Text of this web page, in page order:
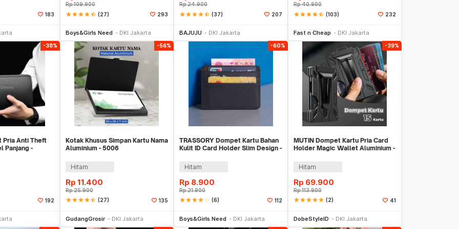
183
Rp109.900
starstarstarstarstar_half (27) 293
Boys&Girls Need DKI Jakarta
Rp24.900
starstarstarstarstar_half (37) 207
BAJUJU DKI Jakarta
Rp40.900
starstarstarstarstar_half (103) 232
Fast n Cheap DKI Jakarta
-38%
Pria Anti Theft
Panjang -
192
-56%
Kotak Khusus Simpan Kartu Nama
Aluminium - 5006
Hitam
Rp 11.400
Rp25.900
starstarstarstarstar_half (27) 135
GudangGrosir DKI Jakarta
-60%
TRASSORY Dompet Kartu Bahan
Kulit ID Card Holder Slim Design -
Hitam
Rp 8.900
Rp21.900
starstarstarstarstar_border (6) 112
Boys&Girls Need DKI Jakarta
-39%
MUTIN Dompet Kartu Pria Card
Holder Magic Wallet Aluminium -
Hitam
Rp 69.900
Rp113.900
starstarstarstarstar (2) 41
DobeStyleID DKI Jakarta